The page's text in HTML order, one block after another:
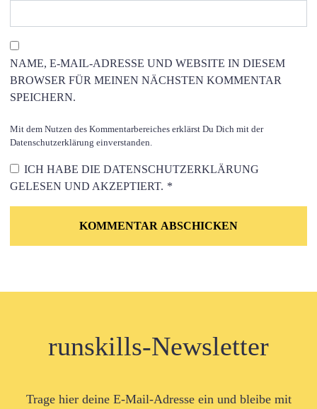
NAME, E-MAIL-ADRESSE UND WEBSITE IN DIESEM
BROWSER FÜR MEINEN NÄCHSTEN KOMMENTAR
SPEICHERN.
Mit dem Nutzen des Kommentarbereiches erklärst Du Dich mit der
Datenschutzerklärung einverstanden.
ICH HABE DIE DATENSCHUTZERKLÄRUNG
GELESEN UND AKZEPTIERT. *
runskills-Newsletter
Trage hier deine E-Mail-Adresse ein und bleibe mit